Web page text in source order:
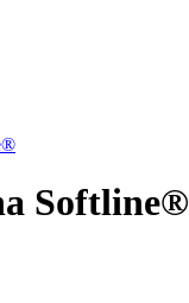
Softline®